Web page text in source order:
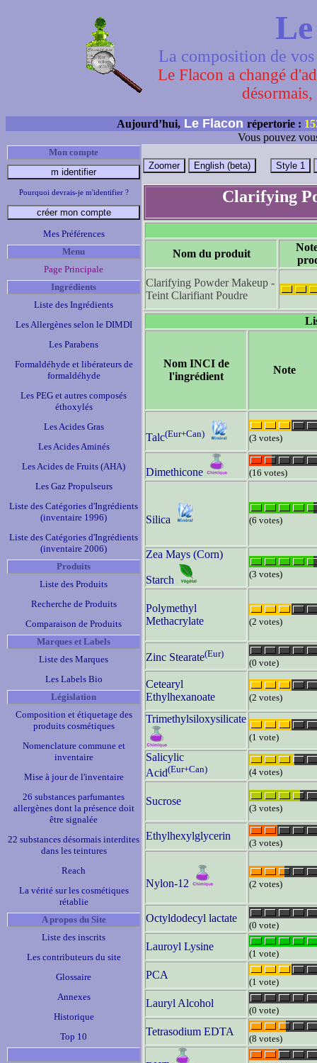
La composition de
Le Flacon a changé
Aujourd’hui, Le Flacon répertorie :
Vous pouvez
Mon compte
Pourquoi devrais-je m'identifier ?
Mes Préférences
Menu
Page Principale
Ingrédients
Liste des Ingrédients
Les Allergènes selon le DIMDI
Les Parabens
Formaldéhyde et libérateurs de
formaldéhyde
Les PEG et autres composés
éthoxylés
Les Acides Gras
Les Acides Aminés
Les Acides de Fruits (AHA)
Les Gaz Propulseurs
Liste des Catégories d'Ingrédients
(inventaire 1996)
Liste des Catégories d'Ingrédients
(inventaire 2006)
Produits
Liste des Produits
Recherche de Produits
Comparaison de Produits
Marques et Labels
Liste des Marques
Les Labels Bio
Législation
Composition et étiquetage des
produits cosmétiques
Nomenclature commune et
inventaire
Mise à jour de l'inventaire
26 substances parfumantes
allergènes dont la présence doit
être signalée
22 substances désormais interdites
dans les teintures
Reach
La vérité sur les cosmétiques
rétablie
A propos du Site
Liste des inscrits
Les contributeurs du site
Glossaire
Annexes
Historique
Top 10
Clarifying
Nom du produit
Clarifying Powder Makeup -
Teint Clarifiant Poudre
Nom INCI de
l'ingrédient
Note
Talc(Eur+Can) (3 votes)
Dimethicone (16 votes)
Silica (6 votes)
Zea Mays (Corn)
Starch (3 votes)
Polymethyl
Methacrylate
(2 votes)
Zinc Stearate(Eur)
(0 vote)
Cetearyl
Ethylhexanoate
(2 votes)
Trimethylsiloxysilicate
(1 vote)
Salicylic
Acid(Eur+Can) (4 votes)
Sucrose
(3 votes)
Ethylhexylglycerin
(3 votes)
Nylon-12 (2 votes)
Octyldodecyl lactate
(0 vote)
Lauroyl Lysine
(1 vote)
PCA
(1 vote)
Lauryl Alcohol
(0 vote)
Tetrasodium EDTA
(8 votes)